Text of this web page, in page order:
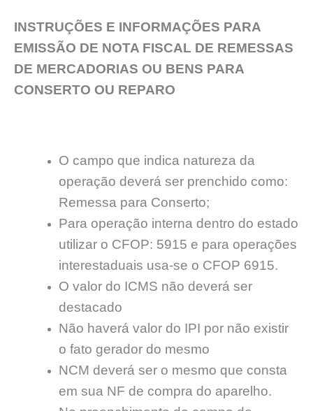
INSTRUÇÕES E INFORMAÇÕES PARA
EMISSÃO DE NOTA FISCAL DE REMESSAS
DE MERCADORIAS OU BENS PARA
CONSERTO OU REPARO
O campo que indica natureza da
operação deverá ser prenchido como:
Remessa para Conserto;
Para operação interna dentro do estado
utilizar o CFOP: 5915 e para operações
interestaduais usa-se o CFOP 6915.
O valor do ICMS não deverá ser
destacado
Não haverá valor do IPI por não existir
o fato gerador do mesmo
NCM deverá ser o mesmo que consta
em sua NF de compra do aparelho.